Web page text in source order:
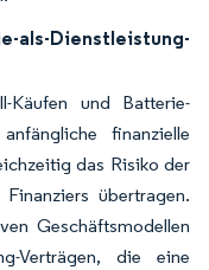
Dienstleistung-
Käufen und Batterie-
finanzielle
das Risiko der
übertragen.
Geschäftsmodellen
Verträgen, die eine